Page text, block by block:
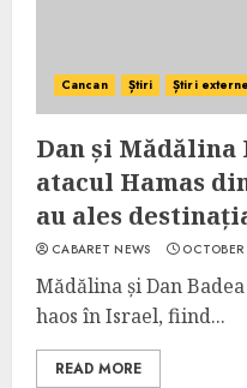
Cancan Știri Știri externe
Dan și
atacul Hamas
au ales
CABARET NEWS
Mădălina și Dan
haos în Israel, fiind...
READ MORE